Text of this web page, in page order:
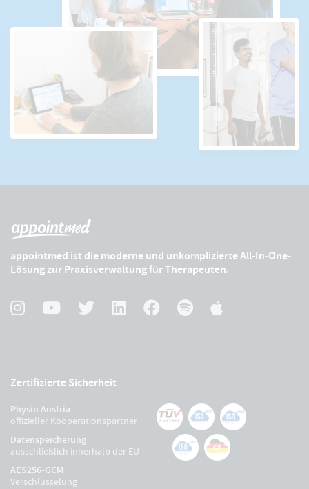
appointmed ist die moderne und unkomplizierte All-In-One-
Lösung zur Praxisverwaltung für Therapeuten.
Zertifizierte Sicherheit
Physio Austria
offizieller Kooperationspartner
Datenspeicherung
ausschließlich innerhalb der EU
AES256-GCM
Verschlüsselung